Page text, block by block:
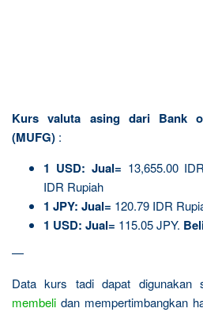
Kurs valuta asing dari Bank
(MUFG) :
1 USD: Jual= 13,655.00
IDR Rupiah
1 JPY: Jual= 120.79 IDR
1 USD: Jual= 115.05 JPY.
—
Data kurs tadi dapat digunakan
membeli dan mempertimbangkan